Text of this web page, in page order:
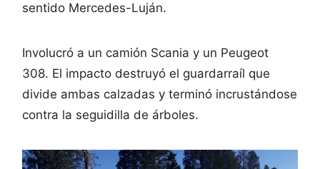
sentido Mercedes-Luján.
Involucró a un camión Scania y un Peugeot
308. El impacto destruyó el guardarraíl que
divide ambas calzadas y terminó incrustándose
contra la seguidilla de árboles.